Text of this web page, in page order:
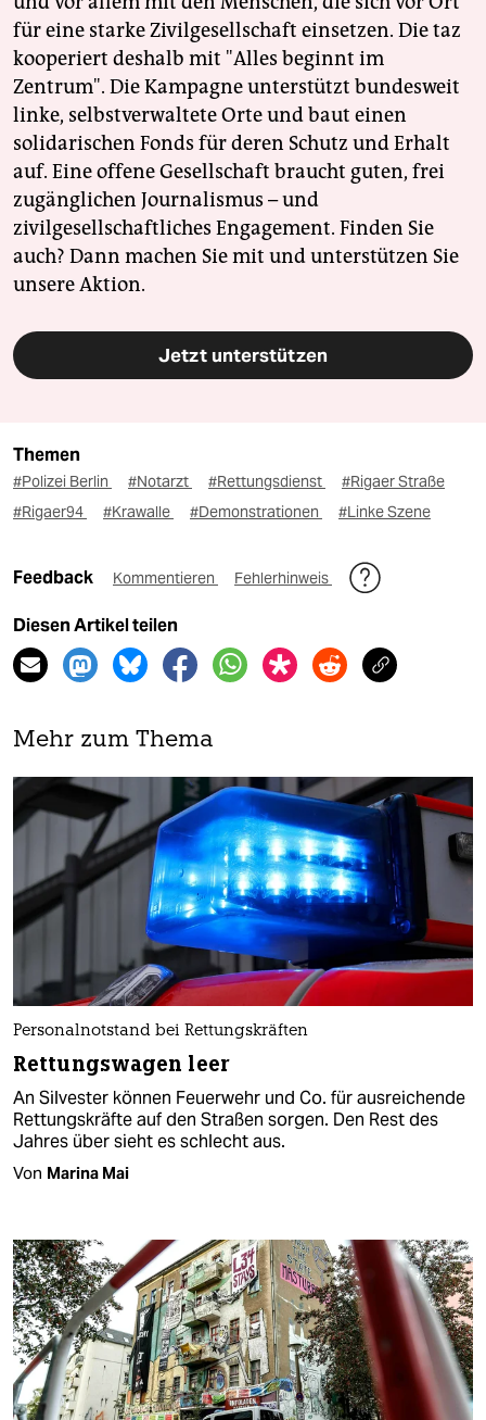
für eine starke Zivilgesellschaft einsetzen. Die taz
kooperiert deshalb mit "Alles beginnt im
Zentrum". Die Kampagne unterstützt bundesweit
linke, selbstverwaltete Orte und baut einen
solidarischen Fonds für deren Schutz und Erhalt
auf. Eine offene Gesellschaft braucht guten, frei
zugänglichen Journalismus – und
zivilgesellschaftliches Engagement. Finden Sie
auch? Dann machen Sie mit und unterstützen Sie
unsere Aktion.
Jetzt unterstützen
Themen
#Polizei Berlin #Notarzt #Rettungsdienst
#Rigaer Straße
#Rigaer94
#Krawalle #Demonstrationen #Linke Szene
Feedback Kommentieren Fehlerhinweis
Diesen Artikel teilen
Mehr zum Thema
Personalnotstand bei Rettungskräften
Rettungswagen leer
An Silvester können Feuerwehr und Co. für ausreichende
Rettungskräfte auf den Straßen sorgen. Den Rest des
Jahres über sieht es schlecht aus.
Von Marina Mai